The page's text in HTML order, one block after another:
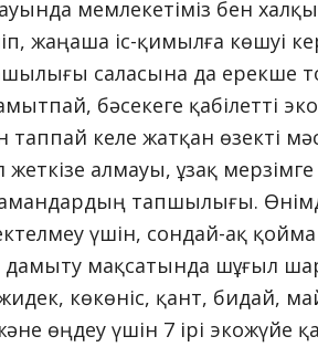
мемлекетіміз бен
жаңаша іс-қимылға көшуі
саласына да ерекше
бәсекеге қабілетті
таппай келе жатқан өзекті
алмауы, ұзақ мерзімге
тапшылығы.
үшін, сондай-ақ қойма
мақсатында шұғыл
жидек, көкөніс, қант, бидай,
өңдеу үшін 7 ірі экожүйе